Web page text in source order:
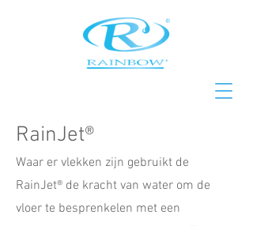
RainJet®
Waar er vlekken zijn gebruikt de
RainJet® de kracht van water om de
vloer te besprenkelen met een